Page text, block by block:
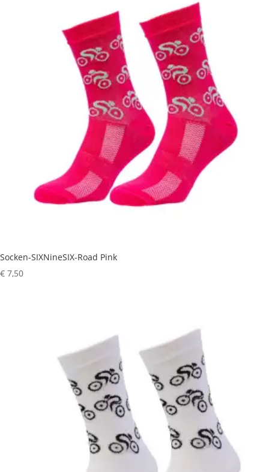
Socken-SIXNineSIX-Road Pink
€ 7,50